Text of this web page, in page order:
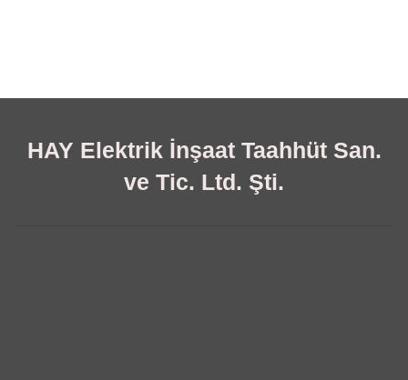
HAY Elektrik İnşaat Taahhüt San.
ve Tic. Ltd. Şti.